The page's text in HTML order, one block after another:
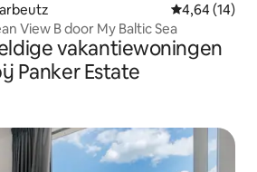
Gemiddelde
4,64 (14)
View B door My Baltic Sea
vakantiewoningen
Panker Estate